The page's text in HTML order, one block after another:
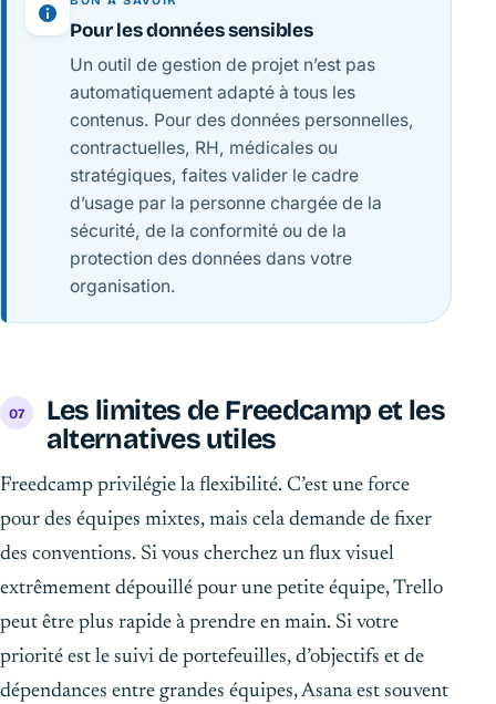
Pour les données sensibles
Un outil de gestion de projet n’est pas
automatiquement adapté à tous les
contenus. Pour des données personnelles,
contractuelles, RH, médicales ou
stratégiques, faites valider le cadre
d’usage par la personne chargée de la
sécurité, de la conformité ou de la
protection des données dans votre
organisation.
Les limites de Freedcamp et les
alternatives utiles
Freedcamp privilégie la flexibilité. C’est une force
pour des équipes mixtes, mais cela demande de fixer
des conventions. Si vous cherchez un flux visuel
extrêmement dépouillé pour une petite équipe, Trello
peut être plus rapide à prendre en main. Si votre
priorité est le suivi de portefeuilles, d’objectifs et de
dépendances entre grandes équipes, Asana est souvent